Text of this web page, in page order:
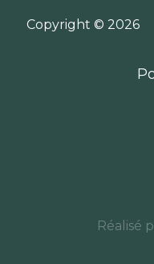
Copyright © 2026
Réalisé